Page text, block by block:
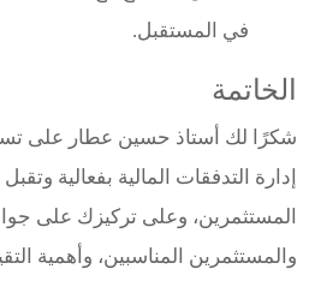
في المستقبل.
الخاتمة
شكرًا لك أستاذ حسين عطار على
إدارة التدفقات المالية بفعالية وتقبل
المستثمرين، وعلى تركيزك على
والمستثمرين المناسبين، وأهمية